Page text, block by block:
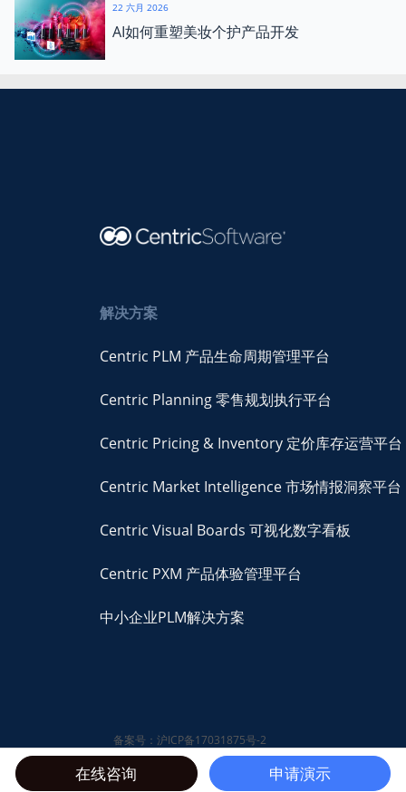
22 六月 2026
AI如何重塑美妆个护产品开发
解决方案
Centric PLM 产品生命周期管理平台
Centric Planning 零售规划执行平台
Centric Pricing & Inventory 定价库存运营平台
Centric Market Intelligence 市场情报洞察平台
Centric Visual Boards 可视化数字看板
Centric PXM 产品体验管理平台
中小企业PLM解决方案
备案号：沪ICP备17031875号-2
© 2026 Centric Software,
Inc
在线咨询 申请演示